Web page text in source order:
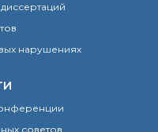
нарушениях
советов